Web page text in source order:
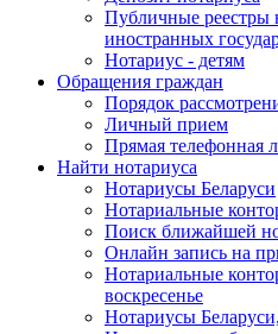
Публичные реестры
иностранных
Нотариус - детям
Обращения граждан
Порядок
Личный прием
Прямая телефонная
Найти нотариуса
Нотариусы Беларуси
Нотариальные
Поиск ближайшей
Онлайн запись на
Нотариальные
воскресенье
Нотариусы